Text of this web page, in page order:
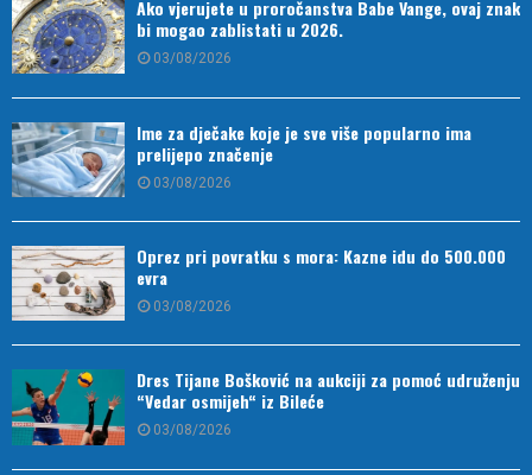
Ako vjerujete u proročanstva Babe Vange, ovaj znak
bi mogao zablistati u 2026.
03/08/2026
Ime za dječake koje je sve više popularno ima
prelijepo značenje
03/08/2026
Oprez pri povratku s mora: Kazne idu do 500.000
evra
03/08/2026
Dres Tijane Bošković na aukciji za pomoć udruženju
“Vedar osmijeh“ iz Bileće
03/08/2026